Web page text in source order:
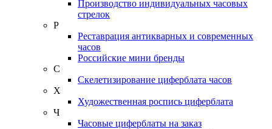
Производство индивидуальных часовых
стрелок
Р
Реставрация антикварных и современных
часов
Российские мини бренды
С
Скелетизирование циферблата часов
Х
Художественная роспись циферблата
Ч
Часовые циферблаты на заказ